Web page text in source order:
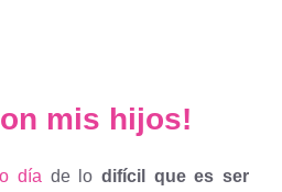
mis hijos!
día de lo difícil que es ser